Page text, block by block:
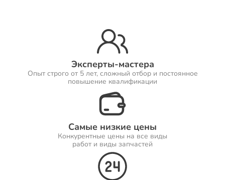
Эксперты-мастера
Опыт строго от 5 лет, сложный отбор и постоянное
повышение квалификации
Самые низкие цены
Конкурентные цены на все виды
работ и виды запчастей
Ремонт Принтеров
Ремонт Саундбаров
Ремонт VR систем
Ремонт Сабвуферов